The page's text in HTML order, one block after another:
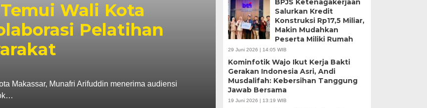
Menko
Kampung
Untia
Makassar, Munafri Arifuddin mendampingi Menteri
Pemilahan Sampah
Tamangapa Jadi
Kolaborasi Warga
Selasa, 4 Agu 2026 - 17:09 WIB
MEDIASINERGI.CO MAKASSAR — Budaya
BPJS Ketenagakerjaan
Salurkan Kredit
Konstruksi Rp17,5 Miliar,
Makin Mudahkan
Peserta Miliki Rumah
29 Juni 2026 | 14:05 WIB
Kominfotik Wajo Ikut Kerja Bakti
Gerakan Indonesia Asri, Andi
Musdalifah: Kebersihan Tanggung
Jawab Bersama
19 Juni 2026 | 13:19 WIB